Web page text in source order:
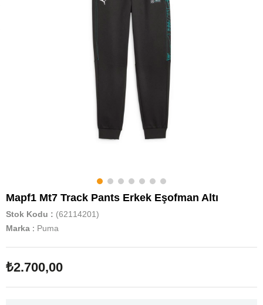
Mapf1 Mt7 Track Pants Erkek Eşofman Altı
Stok Kodu
(62114201)
Marka : Puma
₺2.700,00